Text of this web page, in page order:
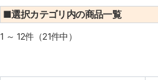
■選択カテゴリ内の商品一覧
1 ～ 12件（21件中）